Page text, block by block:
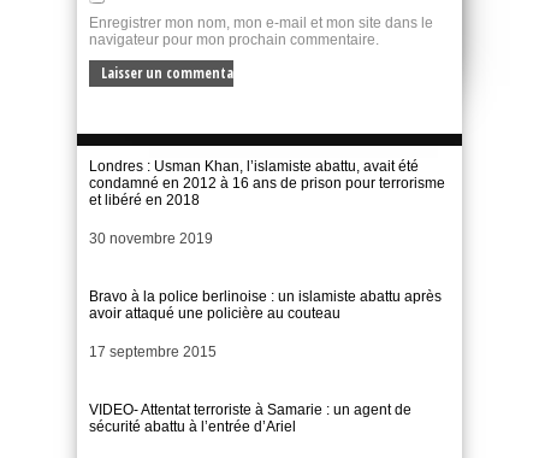
Enregistrer mon nom, mon e-mail et mon site dans le
navigateur pour mon prochain commentaire.
Londres : Usman Khan, l’islamiste abattu, avait été
condamné en 2012 à 16 ans de prison pour terrorisme
et libéré en 2018
Date
30 novembre 2019
Bravo à la police berlinoise : un islamiste abattu après
avoir attaqué une policière au couteau
Date
17 septembre 2015
VIDEO- Attentat terroriste à Samarie : un agent de
sécurité abattu à l’entrée d’Ariel